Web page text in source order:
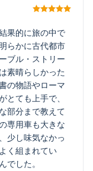
果的に旅の中で
らかに古代都市
ブル・ストリー
素晴らしかった
の物語やローマ
ても上手で、
部分まで教えて
専用車も大きな
少し味気なかっ
く組まれてい
でした。